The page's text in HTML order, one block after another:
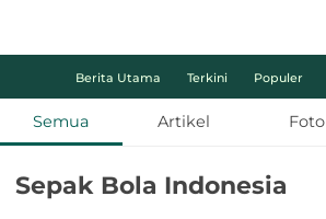
Berita Utama Terkini Populer
Semua Artikel Foto
Sepak Bola Indonesia